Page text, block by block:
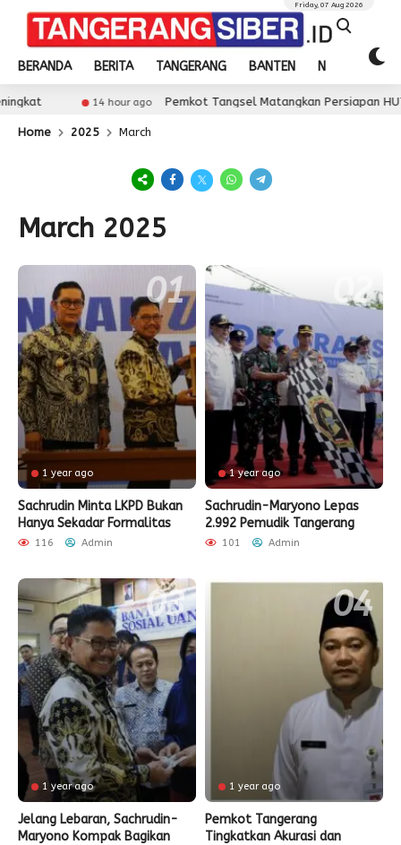
BERANDA BERITA TANGERANG BANTEN NASIONAL
Friday, 07 Aug 2026
14 hour ago Pemkot Tangsel Matangkan Persiapan HUT Ke-81
Home 2025 March
March 2025
1 year ago
Sachrudin Minta LKPD Bukan
Hanya Sekadar Formalitas
116 Admin
1 year ago
Sachrudin-Maryono Lepas
2.992 Pemudik Tangerang
101 Admin
1 year ago
Jelang Lebaran, Sachrudin-
Maryono Kompak Bagikan
1 year ago
Pemkot Tangerang
Tingkatkan Akurasi dan